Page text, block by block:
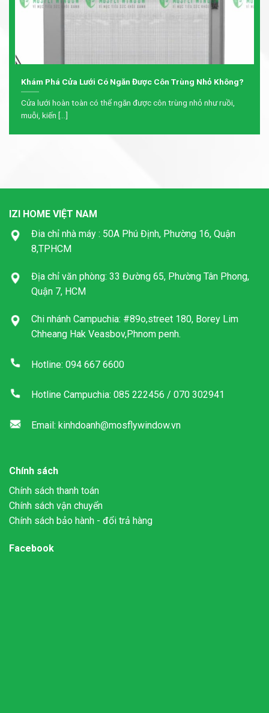
Khám Phá Cửa Lưới Có Ngăn Được Côn Trùng Nhỏ Không?
Cửa lưới hoàn toàn có thể ngăn được côn trùng nhỏ như ruồi,
muỗi, kiến [...]
IZI HOME VIỆT NAM
Đia chỉ nhà máy : 50A Phú Định, Phường 16, Quận
8,TPHCM
Địa chỉ văn phòng: 33 Đường 65, Phường Tân Phong,
Quận 7, HCM
Chi nhánh Campuchia: #89o,street 180, Borey Lim
Chheang Hak Veasbov,Phnom penh.
Hotline: 094 667 6600
Hotline Campuchia: 085 222456 / 070 302941
Email: kinhdoanh@mosflywindow.vn
Chính sách
Chính sách thanh toán
Chính sách vận chuyển
Chính sách bảo hành - đổi trả hàng
Facebook